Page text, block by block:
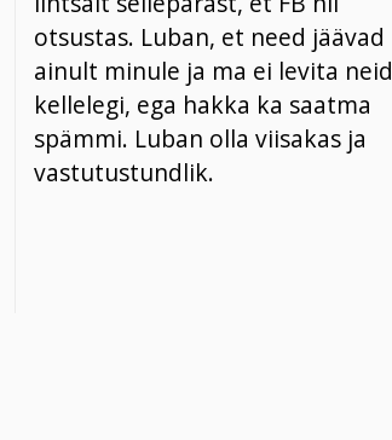
otsustas. Luban, et need jäävad
ainult minule ja ma ei levita neid
kellelegi, ega hakka ka saatma
spämmi. Luban olla viisakas ja
vastutustundlik.